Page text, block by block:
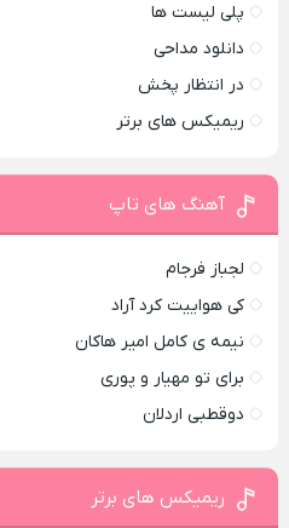
پلی لیست ها
دانلود مداحی
در انتظار پخش
ریمیکس های برتر
آهنگ های تاپ
لجباز فرجام
کی هواییت کرد آراد
نیمه ی کامل امیر هاکان
برای تو مهیار و پوری
دوقطبی اردلان
ریمیکس های برتر